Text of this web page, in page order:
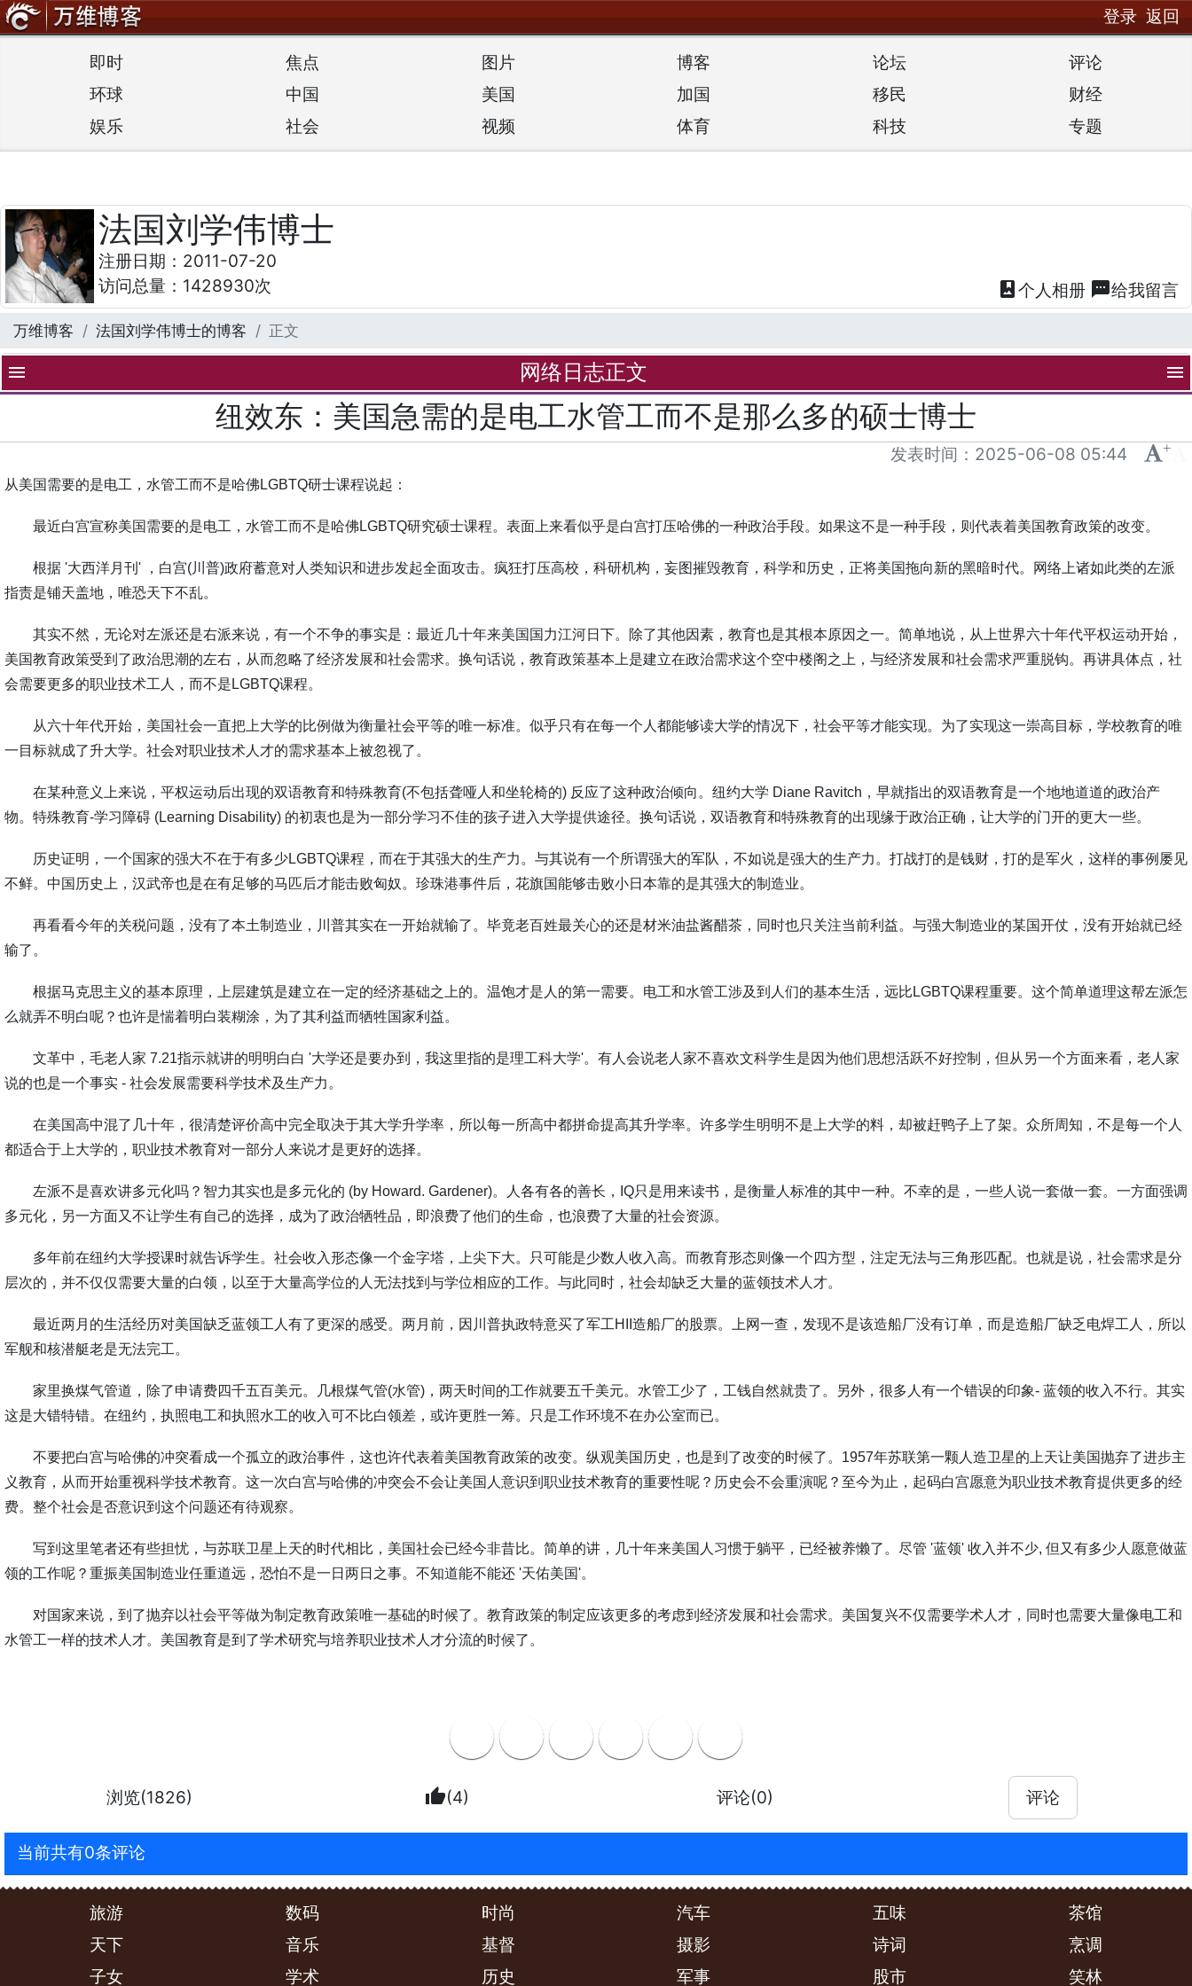
登录 返回
即时 焦点 图片 博客 论坛
评论
环球
中国 美国 加国 移民
财经
娱乐
社会 视频 体育 科技 专题
法国刘学伟博士
注册日期：2011-07-20
访问总量：1428930次
photo_album 个人相册 textsms给我留言
万维博客 法国刘学伟博士的博客 正文
menu 网络日志正文 menu
纽效东：美国急需的是电工水管工而不是那么多的硕士博士
发表时间： 2025-06-08 05:44 +
从美国需要的是电工，水管工而不是哈佛 LGBTQ研士课程说起：
最近白宫宣称美国需要的是电工，水管工而不是哈佛 LGBTQ研究硕士课程。表面上来看似乎是白宫打压哈佛的一种政治手段。如果这不是一种手段，则代表着美国教育政策的改变。
根据'大西洋月刊 ' ，白宫(川普)政府蓄意对人类知识和进步发起全面攻击。疯狂打压高校，科研机构，妄图摧毁教育，科学和历史，正将美国拖向新的黑暗时代。网络上诸如此类的左派
指责是铺天盖地，唯恐天下不乱。
其实不然，无论对左派还是右派来说，有一个不争的事实是：最近几十年来美国国力江河日下。除了其他因素，教育也是其根本原因之一。简单地说，从上世界六十年代平权运动开始，
美国教育政策受到了政治思潮的左右，从而忽略了经济发展和社会需求。换句话说，教育政策基本上是建立在政治需求这个空中楼阁之上，与经济发展和社会需求严重脱钩。再讲具体点，社
会需要更多的职业技术工人，而不是 LGBTQ课程。
从六十年代开始，美国社会一直把上大学的比例做为衡量社会平等的唯一标准。似乎只有在每一个人都能够读大学的情况下，社会平等才能实现。为了实现这一崇高目标，学校教育的唯
一目标就成了升大学。社会对职业技术人才的需求基本上被忽视了。
在某种意义上来说，平权运动后出现的双语教育和特殊教育(不包括聋哑人和坐轮椅的) 反应了这种政治倾向。纽约大学 Diane Ravitch ，早就指出的双语教育是一个地地道道的政治产
物。特殊教育-学习障碍(Learning Disability) 的初衷也是为一部分学习不佳的孩子进入大学提供途径。换句话说，双语教育和特殊教育的出现缘于政治正确，让大学的门开的更大一些。
历史证明，一个国家的强大不在于有多少LGBTQ课程，而在于其强大的生产力。与其说有一个所谓强大的军队，不如说是强大的生产力。打战打的是钱财，打的是军火，这样的事例屡见
不鲜。中国历史上，汉武帝也是在有足够的马匹后才能击败匈奴。珍珠港事件后，花旗国能够击败小日本靠的是其强大的制造业。
再看看今年的关税问题，没有了本土制造业，川普其实在一开始就输了。毕竟老百姓最关心的还是材米油盐酱醋茶，同时也只关注当前利益。与强大制造业的某国开仗，没有开始就已经
输了。
根据马克思主义的基本原理，上层建筑是建立在一定的经济基础之上的。温饱才是人的第一需要。电工和水管工涉及到人们的基本生活，远比 LGBTQ课程重要。这个简单道理这帮左派怎
么就弄不明白呢？也许是惴着明白装糊涂，为了其利益而牺牲国家利益。
文革中，毛老人家 7.21指示就讲的明明白白 '大学还是要办到，我这里指的是理工科大学'。有人会说老人家不喜欢文科学生是因为他们思想活跃不好控制，但从另一个方面来看，老人家
说的也是一个事实- 社会发展需要科学技术及生产力。
在美国高中混了几十年，很清楚评价高中完全取决于其大学升学率，所以每一所高中都拼命提高其升学率。许多学生明明不是上大学的料，却被赶鸭子上了架。众所周知，不是每一个人
都适合于上大学的，职业技术教育对一部分人来说才是更好的选择。
左派不是喜欢讲多元化吗？智力其实也是多元化的 (by Howard. Gardener)。人各有各的善长， IQ只是用来读书，是衡量人标准的其中一种。不幸的是，一些人说一套做一套。一方面强调
多元化，另一方面又不让学生有自己的选择，成为了政治牺牲品，即浪费了他们的生命，也浪费了大量的社会资源。
多年前在纽约大学授课时就告诉学生。社会收入形态像一个金字塔，上尖下大。只可能是少数人收入高。而教育形态则像一个四方型，注定无法与三角形匹配。也就是说，社会需求是分
层次的，并不仅仅需要大量的白领，以至于大量高学位的人无法找到与学位相应的工作。与此同时，社会却缺乏大量的蓝领技术人才。
最近两月的生活经历对美国缺乏蓝领工人有了更深的感受。两月前，因川普执政特意买了军工 HII 造船厂的股票。上网一查，发现不是该造船厂没有订单，而是造船厂缺乏电焊工人，所以
军舰和核潜艇老是无法完工。
家里换煤气管道，除了申请费四千五百美元。几根煤气管(水管)，两天时间的工作就要五千美元。水管工少了，工钱自然就贵了。另外，很多人有一个错误的印象- 蓝领的收入不行。其实
这是大错特错。在纽约，执照电工和执照水工的收入可不比白领差，或许更胜一筹。只是工作环境不在办公室而已。
不要把白宫与哈佛的冲突看成一个孤立的政治事件，这也许代表着美国教育政策的改变。纵观美国历史，也是到了改变的时候了。 1957年苏联第一颗人造卫星的上天让美国抛弃了进步主
义教育，从而开始重视科学技术教育。这一次白宫与哈佛的冲突会不会让美国人意识到职业技术教育的重要性呢？历史会不会重演呢？至今为止，起码白宫愿意为职业技术教育提供更多的经
费。整个社会是否意识到这个问题还有待观察。
写到这里笔者还有些担忧，与苏联卫星上天的时代相比，美国社会已经今非昔比。简单的讲，几十年来美国人习惯于躺平，已经被养懒了。尽管 '蓝领' 收入并不少, 但又有多少人愿意做蓝
领的工作呢？重振美国制造业任重道远，恐怕不是一日两日之事。不知道能不能还'天佑美国'。
对国家来说，到了抛弃以社会平等做为制定教育政策唯一基础的时候了。教育政策的制定应该更多的考虑到经济发展和社会需求。美国复兴不仅需要学术人才，同时也需要大量像电工和
水管工一样的技术人才。美国教育是到了学术研究与培养职业技术人才分流的时候了。
浏览(1826) thumb_up(4) 评论(0) 评论
当前共有0条评论
旅游 数码 时尚 汽车 五味
茶馆
天下
音乐 基督 摄影 诗词
烹调
子女
学术 历史 军事 股市 笑林